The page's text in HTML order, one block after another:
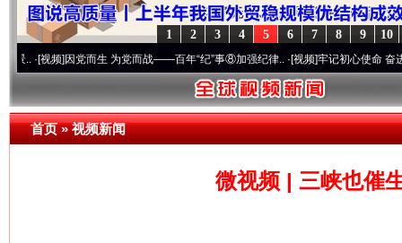
10
9
8
7
6
5
4
3
2
1
因党而生 为党而战——百年“纪”事⑧加强纪律..·[视频]牢记初心使命 奋进复兴征程
首页»视频新闻
微视频 | 三峡也催
网上购药对药下症？